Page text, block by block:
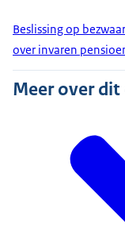
Beslissing op
over invaren
Meer over